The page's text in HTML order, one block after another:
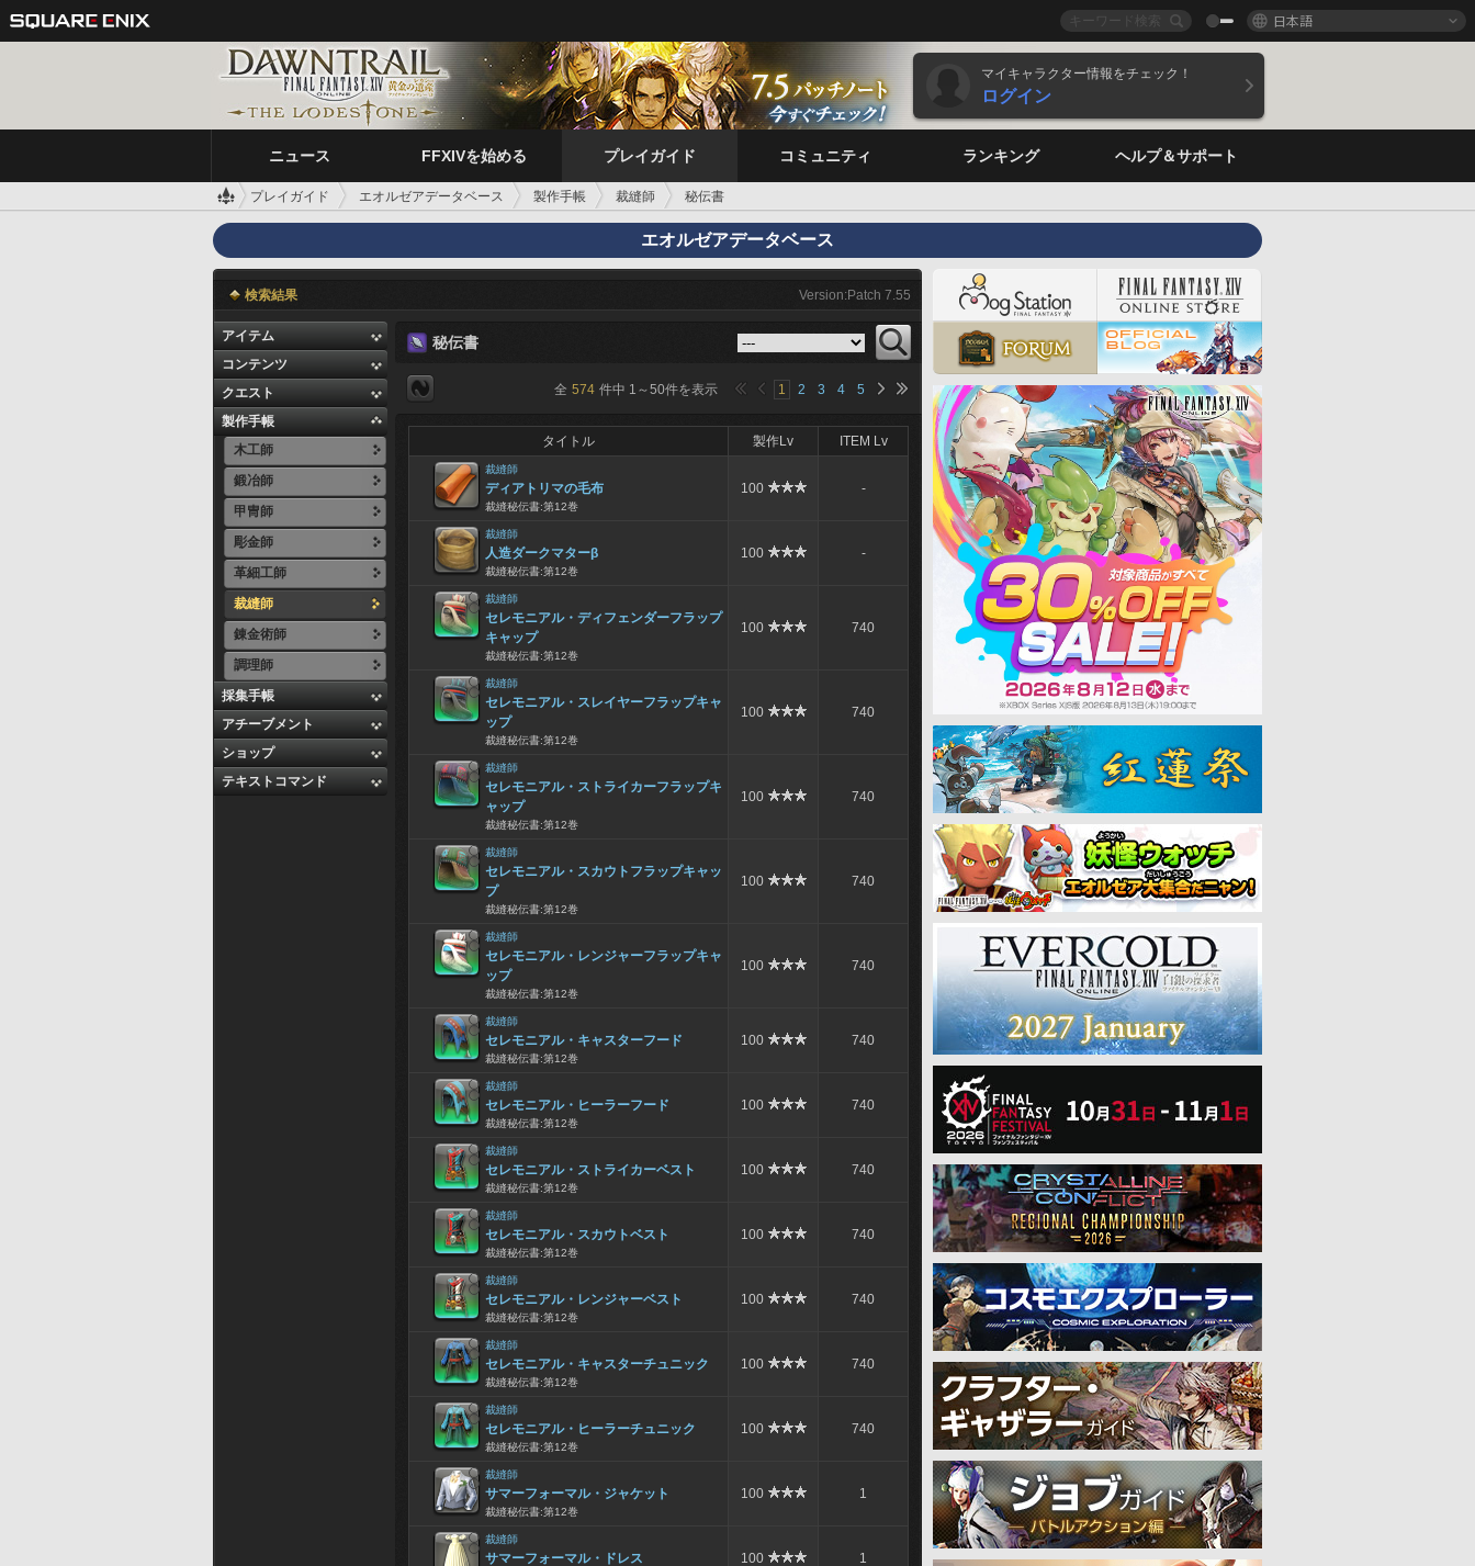
日本語
マイキャラクター情報をチェック！
ログイン
ニュース FFXIVを始める プレイガイド コミュニティ ランキング ヘルプ＆サポート
プレイガイド エオルゼアデータベース 製作手帳 裁縫師 秘伝書
エオルゼアデータベース
検索結果 Version:Patch 7.55
アイテム
コンテンツ
クエスト
製作手帳
木工師
鍛冶師
甲冑師
彫金師
革細工師
裁縫師
錬金術師
調理師
採集手帳
アチーブメント
ショップ
テキストコマンド
秘伝書
全 574 件中 1 ～50件を表示 1 2 3 4 5
タイトル 製作Lv ITEM Lv
裁縫師
ディアトリマの毛布
裁縫秘伝書:第12巻
100 -
裁縫師
人造ダークマターβ
裁縫秘伝書:第12巻
100 -
裁縫師
セレモニアル・ディフェンダーフラップ
キャップ
裁縫秘伝書:第12巻
100 740
裁縫師
セレモニアル・スレイヤーフラップキャ
ップ
裁縫秘伝書:第12巻
100 740
裁縫師
セレモニアル・ストライカーフラップキ
ャップ
裁縫秘伝書:第12巻
100 740
裁縫師
セレモニアル・スカウトフラップキャッ
プ
裁縫秘伝書:第12巻
100 740
裁縫師
セレモニアル・レンジャーフラップキャ
ップ
裁縫秘伝書:第12巻
100 740
裁縫師
セレモニアル・キャスターフード
裁縫秘伝書:第12巻
100 740
裁縫師
セレモニアル・ヒーラーフード
裁縫秘伝書:第12巻
100 740
裁縫師
セレモニアル・ストライカーベスト
裁縫秘伝書:第12巻
100 740
裁縫師
セレモニアル・スカウトベスト
裁縫秘伝書:第12巻
100 740
裁縫師
セレモニアル・レンジャーベスト
裁縫秘伝書:第12巻
100 740
裁縫師
セレモニアル・キャスターチュニック
裁縫秘伝書:第12巻
100 740
裁縫師
セレモニアル・ヒーラーチュニック
裁縫秘伝書:第12巻
100 740
裁縫師
サマーフォーマル・ジャケット
裁縫秘伝書:第12巻
100 1
裁縫師
サマーフォーマル・ドレス 100 1